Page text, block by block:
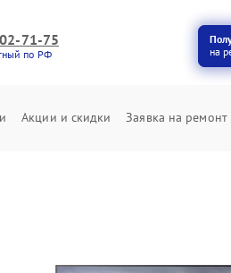
71-75
по РФ
на
Акции и скидки Заявка на ремонт